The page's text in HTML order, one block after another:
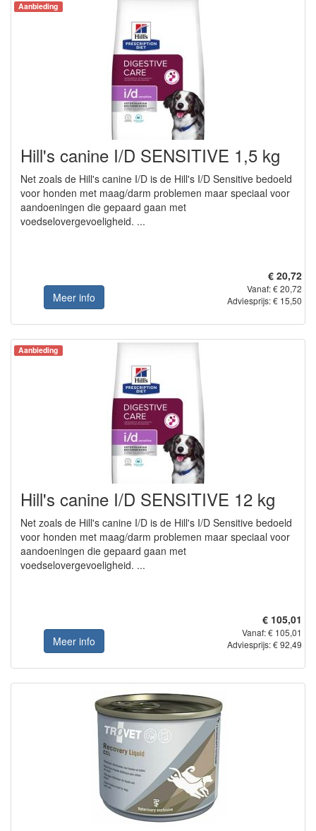
Aanbieding
Hill's canine I/D SENSITIVE 1,5 kg
Net zoals de Hill's canine I/D is de Hill's I/D Sensitive bedoeld
voor honden met maag/darm problemen maar speciaal voor
aandoeningen die gepaard gaan met
voedselovergevoeligheid. ...
Meer info
€ 20,72
Vanaf: € 20,72
Adviesprijs: € 15,50
Aanbieding
Hill's canine I/D SENSITIVE 12 kg
Net zoals de Hill's canine I/D is de Hill's I/D Sensitive bedoeld
voor honden met maag/darm problemen maar speciaal voor
aandoeningen die gepaard gaan met
voedselovergevoeligheid. ...
Meer info
€ 105,01
Vanaf: € 105,01
Adviesprijs: € 92,49